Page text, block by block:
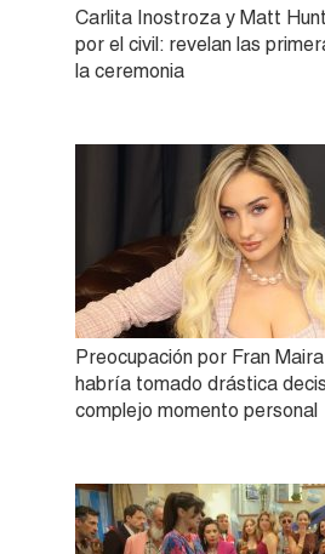
Carlita Inostroza y Matt
por el civil: revelan las
la ceremonia
Preocupación por Fran
habría tomado drástica
complejo momento personal